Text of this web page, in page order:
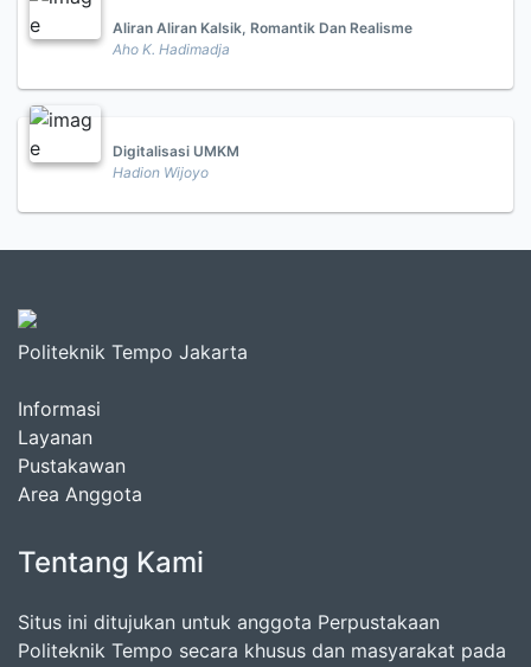
Aliran Aliran Kalsik, Romantik Dan Realisme
Aho K. Hadimadja
Digitalisasi UMKM
Hadion Wijoyo
Politeknik Tempo Jakarta
Informasi
Layanan
Pustakawan
Area Anggota
Tentang Kami
Situs ini ditujukan untuk anggota Perpustakaan
Politeknik Tempo secara khusus dan masyarakat pada